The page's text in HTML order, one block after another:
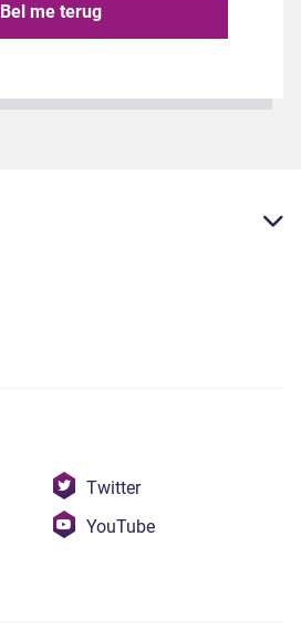
Bel me terug
Bezoek
onze
Twitter
Bezoek
YouTube